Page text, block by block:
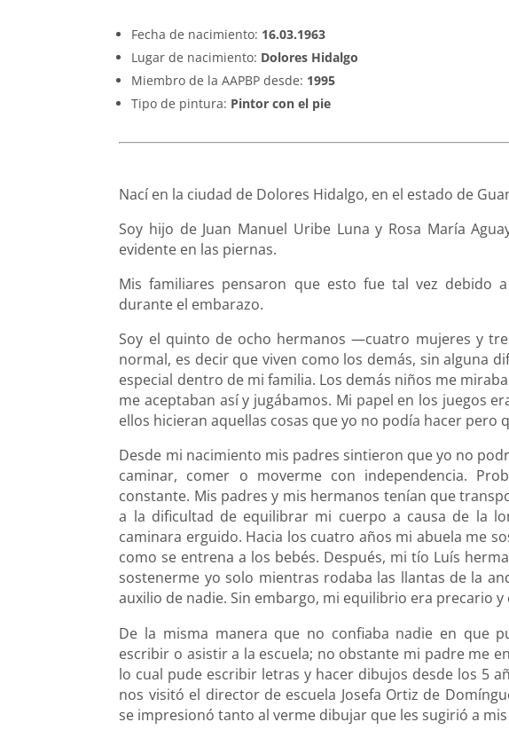
Fecha de nacimiento: 16.03.1963
Lugar de nacimiento: Dolores Hidalgo
Miembro de la AAPBP desde: 1995
Tipo de pintura: Pintor con el pie
Nací en la ciudad de Dolores Hidalgo, en el estado de
Soy hijo de Juan Manuel Uribe Luna y Rosa María
evidente en las piernas.
Mis familiares pensaron que esto fue tal vez debido
durante el embarazo.
Soy el quinto de ocho hermanos —cuatro mujeres y
normal, es decir que viven como los demás, sin alguna
especial dentro de mi familia. Los demás niños me
me aceptaban así y jugábamos. Mi papel en los juegos
ellos hicieran aquellas cosas que yo no podía hacer pero
Desde mi nacimiento mis padres sintieron que yo no
caminar, comer o moverme con independencia.
constante. Mis padres y mis hermanos tenían que
a la dificultad de equilibrar mi cuerpo a causa de la
caminara erguido. Hacia los cuatro años mi abuela me
como se entrena a los bebés. Después, mi tío Luís
sostenerme yo solo mientras rodaba las llantas de la
auxilio de nadie. Sin embargo, mi equilibrio era precario
De la misma manera que no confiaba nadie en que
escribir o asistir a la escuela; no obstante mi padre me
lo cual pude escribir letras y hacer dibujos desde los 5
nos visitó el director de escuela Josefa Ortiz de
se impresionó tanto al verme dibujar que les sugirió a